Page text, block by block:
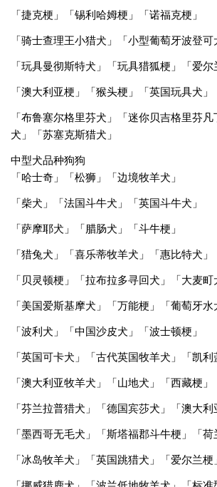
「捷克梗」「锡利哈姆梗」「诺福克梗」
「骑士查理王小猎犬」「小型葡萄牙波登可
「玩具曼彻斯特犬」「玩具猎狐梗」「爱尔
「澳大利亚梗」「猴头梗」「英国玩具犬」
「布鲁塞尔格里芬犬」「迷你贝吉格里芬
犬」「苏塞克斯猎犬」
中型犬品种狗狗
「哈士奇」「松狮」「边境牧羊犬」
「柴犬」「法国斗牛犬」「英国斗牛犬」
「萨摩耶犬」「腊肠犬」「斗牛梗」
「猎兔犬」「喜乐蒂牧羊犬」「惠比特犬」
「贝灵顿梗」「拉布拉多寻回犬」「大麦町
「美国爱斯基摩犬」「万能梗」「葡萄牙水
「波利犬」「中国沙皮犬」「波士顿梗」
「英国可卡犬」「古代英国牧羊犬」「凯利
「澳大利亚牧羊犬」「山地犬」「西藏梗」
「芬兰拉普猎犬」「德国宾莎犬」「澳大利
「墨西哥无毛犬」「斯塔福郡斗牛梗」「荷
「冰岛牧羊犬」「英国跳猎犬」「爱尔兰梗」